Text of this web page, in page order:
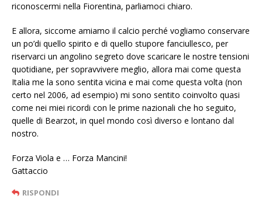
riconoscermi nella Fiorentina, parliamoci chiaro.
E allora, siccome amiamo il calcio perché vogliamo conservare
un po’di quello spirito e di quello stupore fanciullesco, per
riservarci un angolino segreto dove scaricare le nostre tensioni
quotidiane, per sopravvivere meglio, allora mai come questa
Italia me la sono sentita vicina e mai come questa volta (non
certo nel 2006, ad esempio) mi sono sentito coinvolto quasi
come nei miei ricordi con le prime nazionali che ho seguito,
quelle di Bearzot, in quel mondo così diverso e lontano dal
nostro.
Forza Viola e … Forza Mancini!
Gattaccio
RISPONDI